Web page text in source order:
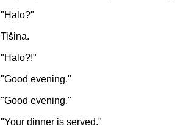
"Halo?"
Tišina.
"Halo?!"
"Good evening."
"Good evening."
"Your dinner is served."